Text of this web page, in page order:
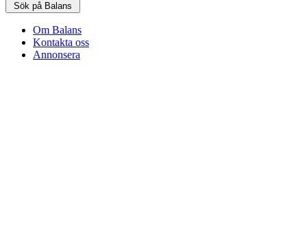
Sök på Balans
Om Balans
Kontakta oss
Annonsera